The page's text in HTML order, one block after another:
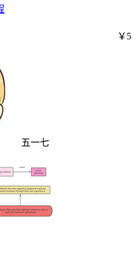
五一七
￥5